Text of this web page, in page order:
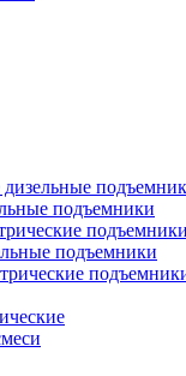
подъемники
подъемники
подъемники